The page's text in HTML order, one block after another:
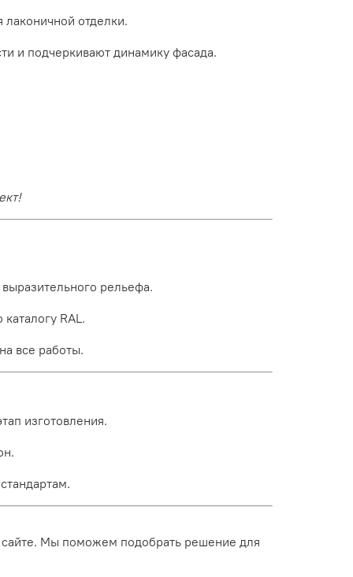
отделки.
и подчеркивают динамику фасада.
рельефа.
RAL.
все работы.
изготовления.
сайте. Мы поможем подобрать решение для